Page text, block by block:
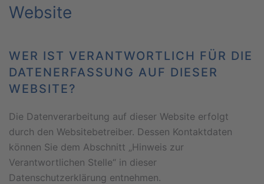
Website
WER IST VERANTWORTLICH FÜR DIE
DATENERFASSUNG AUF DIESER
WEBSITE?
Die Datenverarbeitung auf dieser Website erfolgt
durch den Websitebetreiber. Dessen Kontaktdaten
können Sie dem Abschnitt „Hinweis zur
Verantwortlichen Stelle“ in dieser
Datenschutzerklärung entnehmen.